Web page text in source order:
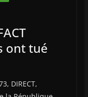
ont tué
DIRECT,